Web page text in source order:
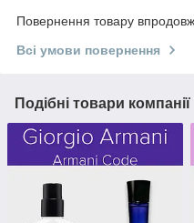
Повернення товару
Всі умови повернення
Подібні товари компанії